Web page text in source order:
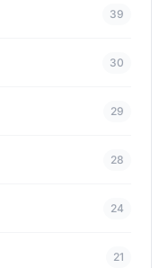
39
30
29
28
24
21